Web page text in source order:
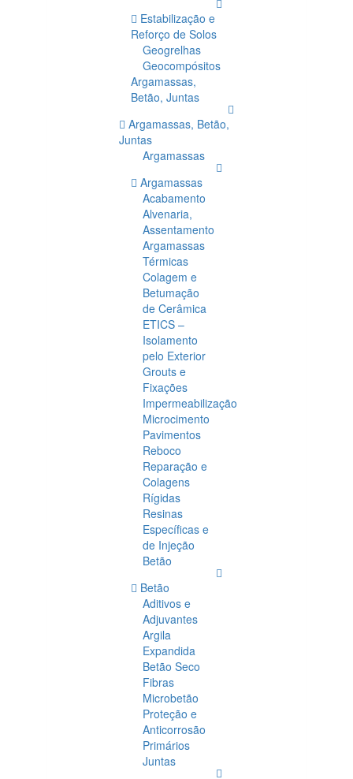
Estabilização e
Reforço de Solos
Geogrelhas
Geocompósitos
Argamassas,
Betão, Juntas
Argamassas, Betão,
Juntas
Argamassas
Argamassas
Acabamento
Alvenaria,
Assentamento
Argamassas
Térmicas
Colagem e
Betumação
de Cerâmica
ETICS –
Isolamento
pelo Exterior
Grouts e
Fixações
Impermeabilização
Microcimento
Pavimentos
Reboco
Reparação e
Colagens
Rígidas
Resinas
Específicas e
de Injeção
Betão
Betão
Aditivos e
Adjuvantes
Argila
Expandida
Betão Seco
Fibras
Microbetão
Proteção e
Anticorrosão
Primários
Juntas